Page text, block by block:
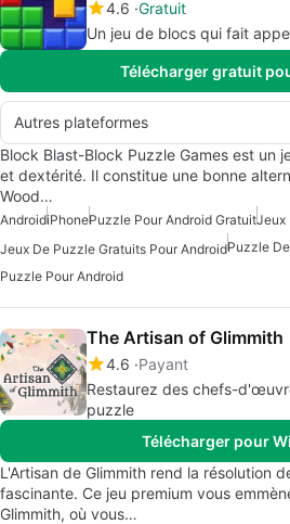
4.6 Gratuit
Un jeu de blocs qui fait
Télécharger gratuit
Autres plateformes
Block Blast-Block Puzzle Games est un
et dextérité. Il constitue une bonne
Wood…
AndroidiPhonePuzzle Pour Android GratuitJeux
Jeux De Puzzle Gratuits Pour AndroidPuzzle
Puzzle Pour Android
The Artisan of Glimmith
4.6 Payant
Restaurez des chefs-
puzzle
Télécharger pour
L'Artisan de Glimmith rend la résolution
fascinante. Ce jeu premium vous
Glimmith, où vous…